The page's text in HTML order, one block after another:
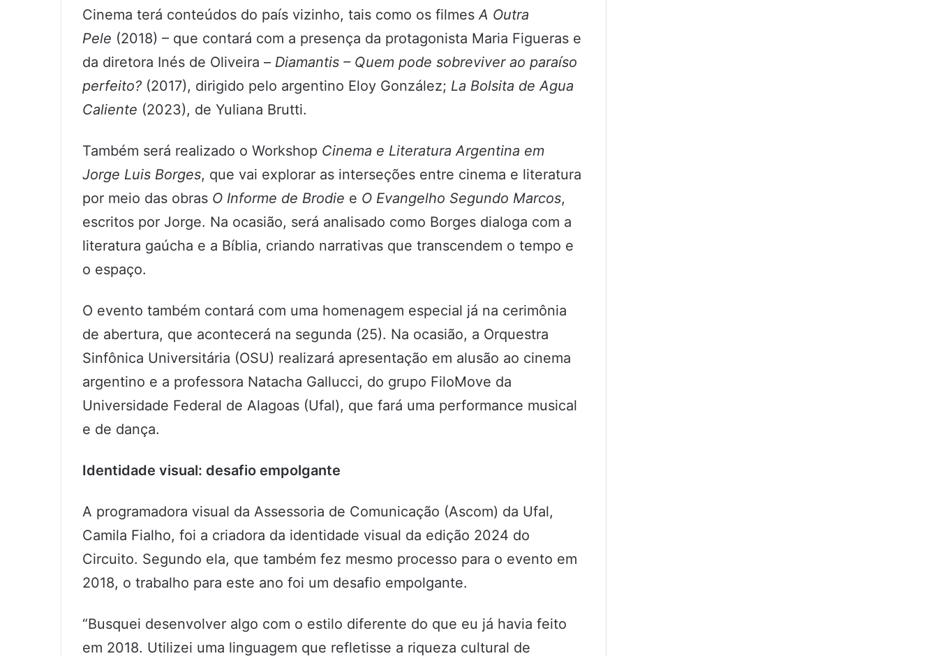
Cinema terá conteúdos do país vizinho, tais como os filmes A Outra
Pele (2018) – que contará com a presença da protagonista Maria Figueras e
da diretora Inés de Oliveira – Diamantis – Quem pode sobreviver ao paraíso
perfeito? (2017), dirigido pelo argentino Eloy González; La Bolsita de Agua
Caliente (2023), de Yuliana Brutti.
Também será realizado o Workshop Cinema e Literatura Argentina em
Jorge Luis Borges, que vai explorar as interseções entre cinema e literatura
por meio das obras O Informe de Brodie e O Evangelho Segundo Marcos,
escritos por Jorge. Na ocasião, será analisado como Borges dialoga com a
literatura gaúcha e a Bíblia, criando narrativas que transcendem o tempo e
o espaço.
O evento também contará com uma homenagem especial já na cerimônia
de abertura, que acontecerá na segunda (25). Na ocasião, a Orquestra
Sinfônica Universitária (OSU) realizará apresentação em alusão ao cinema
argentino e a professora Natacha Gallucci, do grupo FiloMove da
Universidade Federal de Alagoas (Ufal), que fará uma performance musical
e de dança.
Identidade visual: desafio empolgante
A programadora visual da Assessoria de Comunicação (Ascom) da Ufal,
Camila Fialho, foi a criadora da identidade visual da edição 2024 do
Circuito. Segundo ela, que também fez mesmo processo para o evento em
2018, o trabalho para este ano foi um desafio empolgante.
“Busquei desenvolver algo com o estilo diferente do que eu já havia feito
em 2018. Utilizei uma linguagem que refletisse a riqueza cultural de